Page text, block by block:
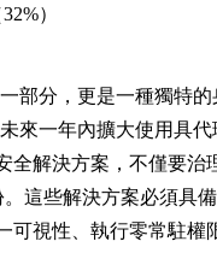
）
部分，更是一種獨特的
來一年內擴大使用具代
全解決方案，不僅要治
這些解決方案必須具
可視性、執行零常駐權